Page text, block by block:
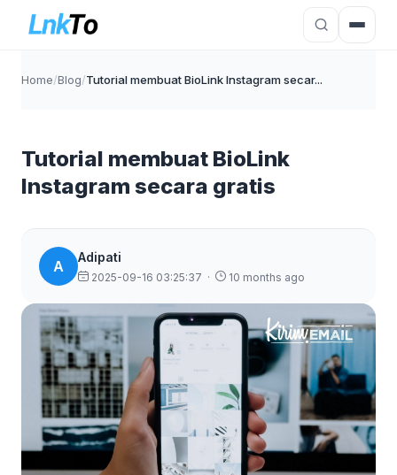
Home/Blog/Tutorial membuat BioLink Instagram secar...
Tutorial membuat BioLink
Instagram secara gratis
A
Adipati
2025-09-16 03:25:37 · 10 months ago